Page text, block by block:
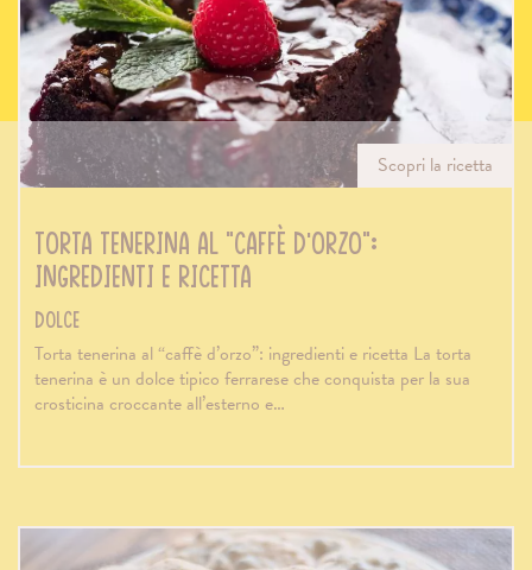
Scopri la ricetta
Torta tenerina al “caffè d’orzo”:
ingredienti e ricetta
Dolce
Torta tenerina al “caffè d’orzo”: ingredienti e ricetta La torta
tenerina è un dolce tipico ferrarese che conquista per la sua
crosticina croccante all’esterno e…